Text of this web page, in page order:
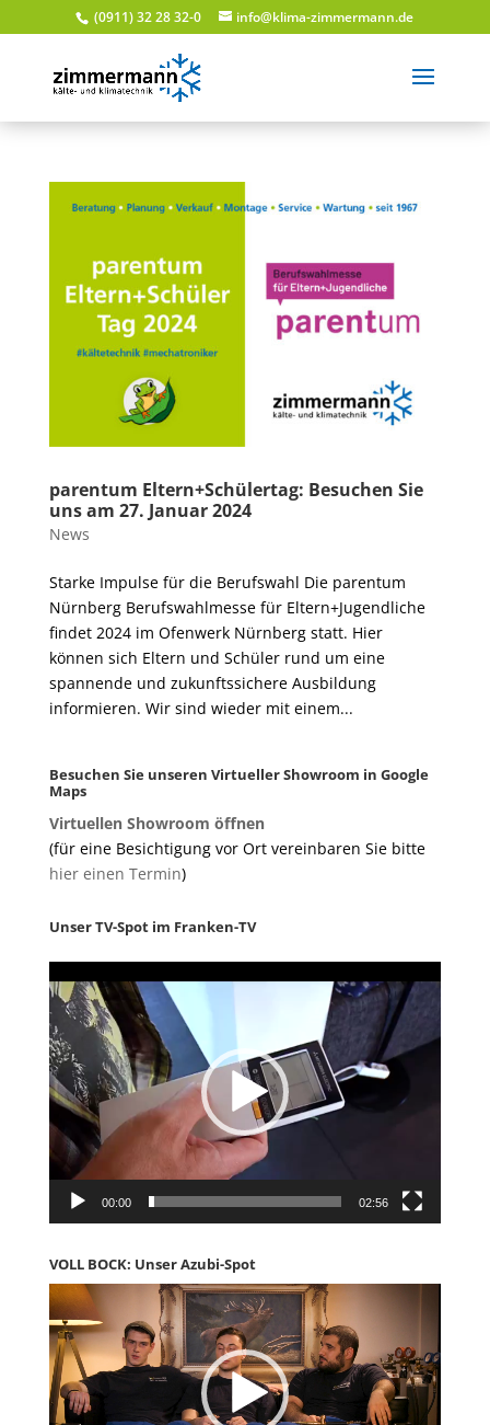
(0911) 32 28 32-0 info@klima-zimmermann.de
parentum Eltern+Schülertag: Besuchen Sie
uns am 27. Januar 2024
News
Starke Impulse für die Berufswahl Die parentum
Nürnberg Berufswahlmesse für Eltern+Jugendliche
findet 2024 im Ofenwerk Nürnberg statt. Hier
können sich Eltern und Schüler rund um eine
spannende und zukunftssichere Ausbildung
informieren. Wir sind wieder mit einem...
Besuchen Sie unseren Virtueller Showroom in Google
Maps
Virtuellen Showroom öffnen
(für eine Besichtigung vor Ort vereinbaren Sie bitte
hier einen Termin)
Unser TV-Spot im Franken-TV
Player
00:00 02:56
VOLL BOCK: Unser Azubi-Spot
Video-
Player